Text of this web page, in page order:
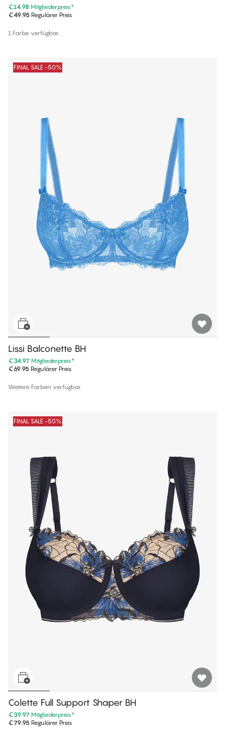
€14.98 Mitgliederpreis*
€49.95 Regulärer Preis
1 Farbe verfügbar
FINAL SALE -50%
Lissi Balconette BH
€34.97 Mitgliederpreis*
€69.95 Regulärer Preis
Weitere Farben verfügbar
FINAL SALE -50%
Colette Full Support Shaper BH
€39.97 Mitgliederpreis*
€79.95 Regulärer Preis